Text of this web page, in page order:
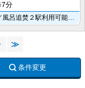
7分
室内小型犬1匹飼育相談可／玄関ホールあり／風呂追焚２駅利用可能／敷地内駐車場あり／独立洗面台あり
≫
条件変更